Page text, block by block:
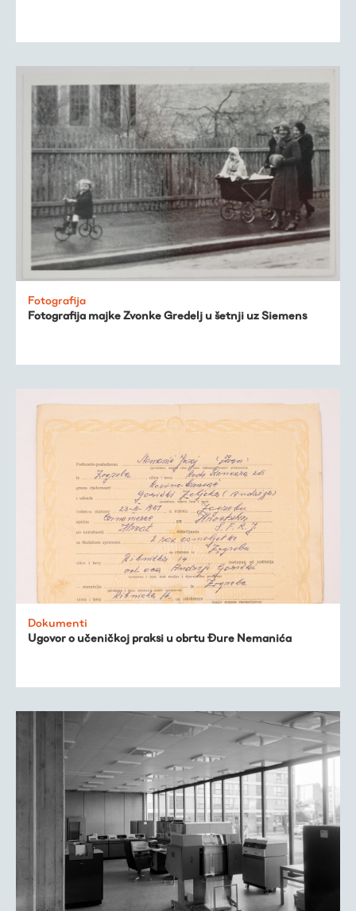
Fotografija
Fotografija majke Zvonke Gredelj u šetnji uz Siemens
Dokumenti
Ugovor o učeničkoj praksi u obrtu Đure Nemanića